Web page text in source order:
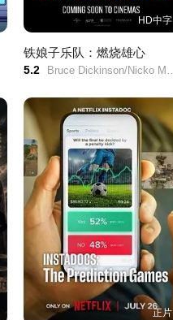
HD中字
铁娘子乐队：燃烧雄心
5.2 Bruce Dickinson/Nicko McBrain/Adrian Smith/Dave Murray/Janick Gers/Blaze Bayley/Chuck D./哈维尔·巴登/拉斯·乌尔里克/Steve Harris/Rod Smallwood/Simon Gallup/Scott Ian/汤姆·莫雷罗/吉恩·西蒙斯/
正片